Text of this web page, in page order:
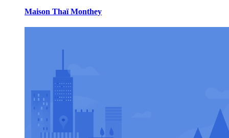
Maison Thaï Monthey